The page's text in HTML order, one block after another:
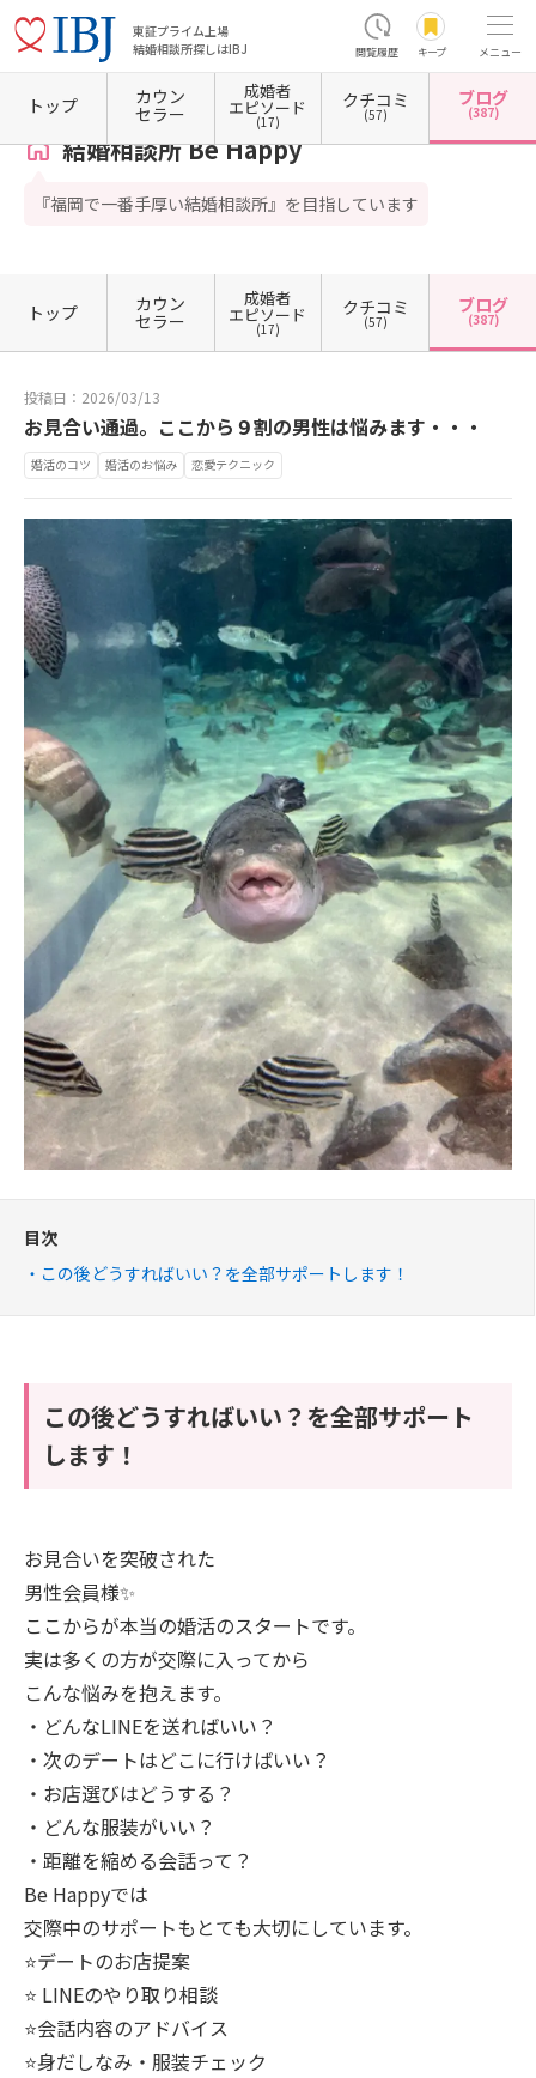
東証プライム上場
結婚相談所探しはIBJ
閲覧履歴 キープ メニュー
ホーム 福岡県の結婚相談所 福岡県福岡市 福岡県福岡市博多区 結婚相談所 Be Happy
結婚相談所 Be Happy
『福岡で一番手厚い結婚相談所』を目指しています
トップ カウン
セラー
成婚者
エピソード
(17)
クチコミ
(57)
ブログ
(387)
トップ カウン
セラー
成婚者
エピソード
(17)
クチコミ
(57)
ブログ
(387)
投稿日：2026/03/13
お見合い通過。ここから９割の男性は悩みます・・・
婚活のコツ 婚活のお悩み 恋愛テクニック
目次
この後どうすればいい？を全部サポートします！
この後どうすればいい？を全部サポート
します！
お見合いを突破された
男性会員様✨
ここからが本当の婚活のスタートです。
実は多くの方が交際に入ってから
こんな悩みを抱えます。
・どんなLINEを送ればいい？
・次のデートはどこに行けばいい？
・お店選びはどうする？
・どんな服装がいい？
・距離を縮める会話って？
Be Happyでは
交際中のサポートもとても大切にしています。
⭐️デートのお店提案
⭐️ LINEのやり取り相談
⭐️会話内容のアドバイス
⭐️身だしなみ・服装チェック